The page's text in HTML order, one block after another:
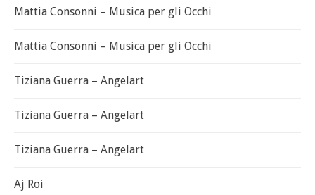
Mattia Consonni – Musica per gli Occhi
Mattia Consonni – Musica per gli Occhi
Tiziana Guerra – Angelart
Tiziana Guerra – Angelart
Tiziana Guerra – Angelart
Aj Roi